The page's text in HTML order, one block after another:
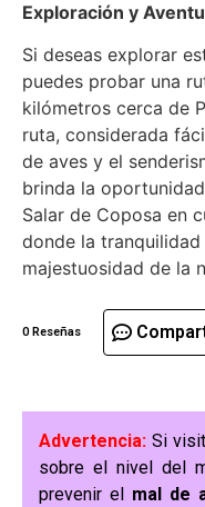
Exploración y
Si deseas explorar
puedes probar una
kilómetros cerca de
ruta, considerada
de aves y el
brinda la
Salar de Coposa en
donde la
majestuosidad de la
0 Reseñas
Advertencia: Si
sobre el nivel del
prevenir el mal de